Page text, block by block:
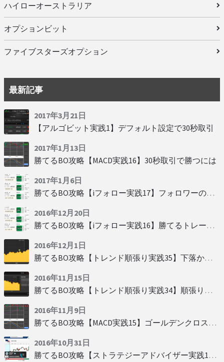
ハイローオーストラリア
オプションビット
ファイブスターズオプション
最新記事
2017年3月21日
【アルゴビット実践1】デフォルト設定で30秒取引
2017年1月13日
勝てるBO攻略【MACD実践16】30秒取引で勝つには
2017年1月6日
勝てるBO攻略【iフォロー実践17】フォロワーの少ない人をフォローする
2016年12月20日
勝てるBO攻略【iフォロー実践16】勝てるトレーダーを見抜く
2016年12月1日
勝てるBO攻略【トレンド順張り実践35】下落からの反発を見極める
2016年11月15日
勝てるBO攻略【トレンド順張り実践34】順張りに適した変動
2016年11月9日
勝てるBO攻略【MACD実践15】ゴールデンクロスで勝つ
2016年10月31日
勝てるBO攻略【ストラテジーアドバイザー実践19】慌てず自動分析